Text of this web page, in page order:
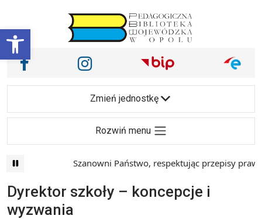
Otwórz pasek narzędzi
Main Navigation
Nasze media społecznościowe i inne
Facebook Instagram
Zmień jednostkę
Rozwiń menu
Szanowni Państwo, respektując przepisy prawa
Dyrektor szkoły – koncepcje i
wyzwania